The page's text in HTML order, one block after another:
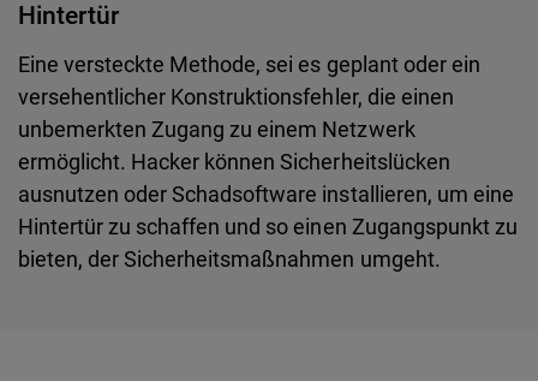
Hintertür
Eine versteckte Methode, sei es geplant oder ein
versehentlicher Konstruktionsfehler, die einen
unbemerkten Zugang zu einem Netzwerk
ermöglicht. Hacker können Sicherheitslücken
ausnutzen oder Schadsoftware installieren, um eine
Hintertür zu schaffen und so einen Zugangspunkt zu
bieten, der Sicherheitsmaßnahmen umgeht.